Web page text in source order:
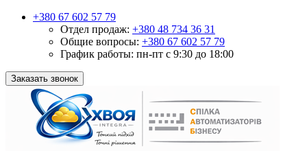
+380 67 602 57 79
Отдел продаж: +380 48 734 36 31
Общие вопросы: +380 67 602 57 79
График работы: пн-пт с 9:30 до 18:00
Заказать звонок